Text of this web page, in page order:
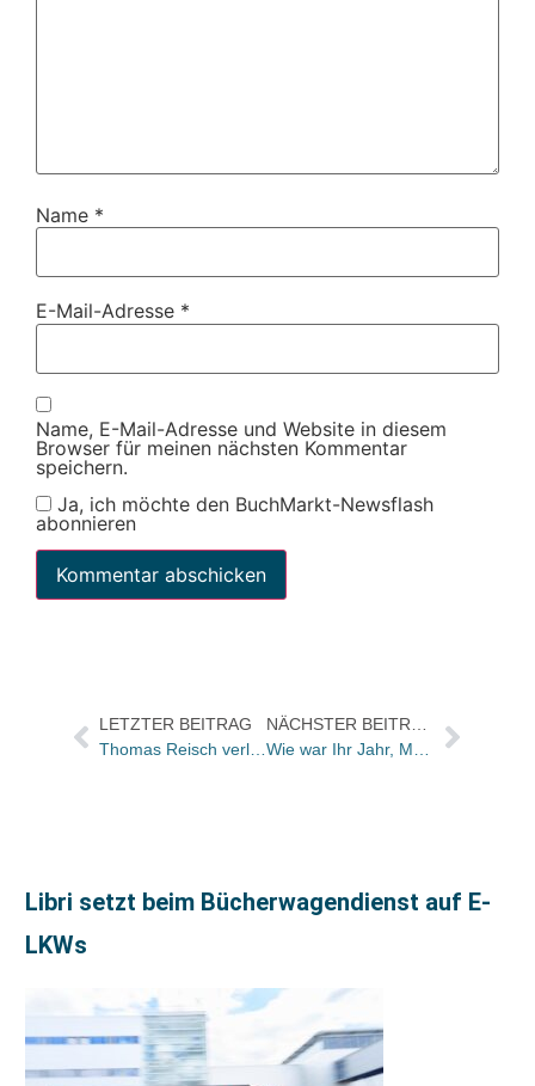
Name *
E-Mail-Adresse *
Name, E-Mail-Adresse und Website in diesem
Browser für meinen nächsten Kommentar
speichern.
Ja, ich möchte den BuchMarkt-Newsflash
abonnieren
LETZTER BEITRAG
Thomas Reisch verlässt S. Fischer Verlage
NÄCHSTER BEITRAG
Wie war Ihr Jahr, Matthias Kuhlemann?
Libri setzt beim Bücherwagendienst auf E-
LKWs